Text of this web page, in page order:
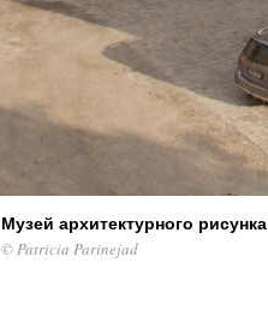
Музей архитектурного рисунка
© Patricia Parinejad